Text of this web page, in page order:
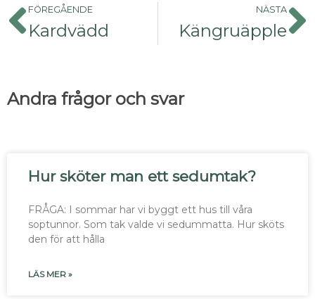
FÖREGÅENDE
Kardvädd
NÄSTA
Kängruäpple
Andra frågor och svar
Hur sköter man ett sedumtak?
FRÅGA: I sommar har vi byggt ett hus till våra
soptunnor. Som tak valde vi sedummatta. Hur sköts
den för att hålla
LÄS MER »